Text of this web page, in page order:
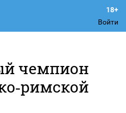
Войти
чемпион